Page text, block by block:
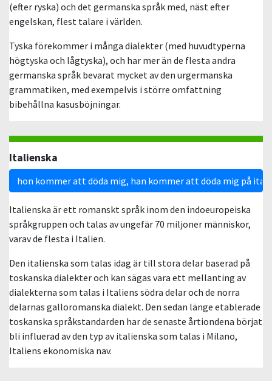
(efter ryska) och det germanska språk med, näst efter
engelskan, flest talare i världen.
Tyska förekommer i många dialekter (med huvudtyperna
högtyska och lågtyska), och har mer än de flesta andra
germanska språk bevarat mycket av den urgermanska
grammatiken, med exempelvis i större omfattning
bibehållna kasusböjningar.
Italienska
hon kommer att döda mig, han kommer att döda mig på
Italienska är ett romanskt språk inom den indoeuropeiska
språkgruppen och talas av ungefär 70 miljoner människor,
varav de flesta i Italien.
Den italienska som talas idag är till stora delar baserad på
toskanska dialekter och kan sägas vara ett mellanting av
dialekterna som talas i Italiens södra delar och de norra
delarnas galloromanska dialekt. Den sedan länge etablerade
toskanska språkstandarden har de senaste årtiondena börjat
bli influerad av den typ av italienska som talas i Milano,
Italiens ekonomiska nav.